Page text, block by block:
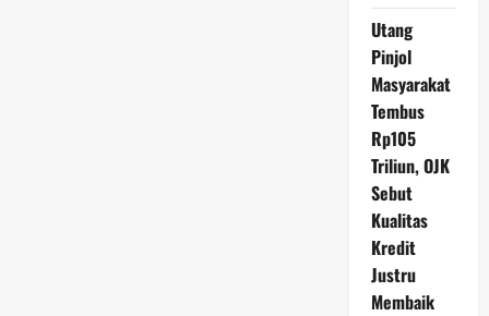
Utang
Pinjol
Masyarakat
Tembus
Rp105
Triliun, OJK
Sebut
Kualitas
Kredit
Justru
Membaik